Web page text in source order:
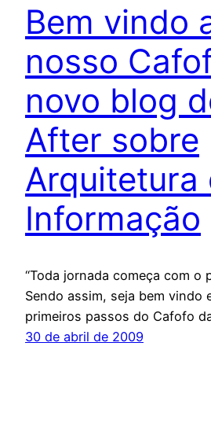
Bem vindo
nosso
novo blog
After sobre
Arquitetura
Informação
“Toda jornada começa com o
Sendo assim, seja bem vindo
primeiros passos do Cafofo
30 de abril de 2009